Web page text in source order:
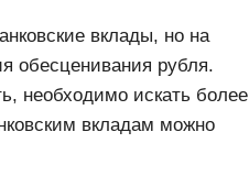
вклады, но на
обесценивания рубля.
необходимо искать более
вкладам можно